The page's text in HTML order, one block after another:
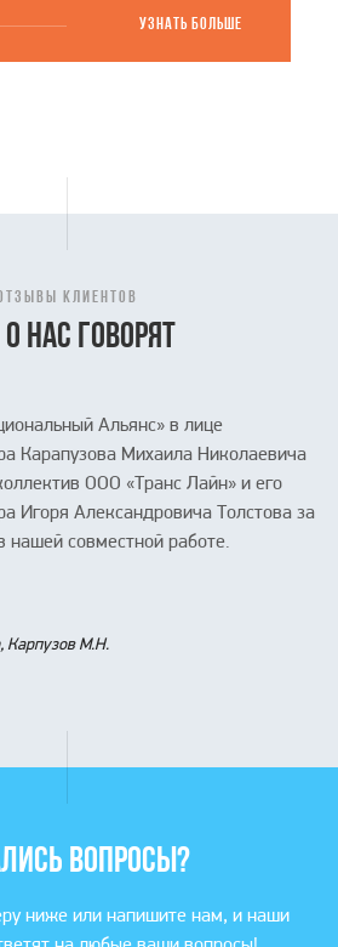
УЗНАТЬ БОЛЬШЕ
КЛИЕНТОВ
О НАС ГОВОРЯТ
Альянс» в лице
Карапузова Михаила Николаевича
ООО «Транс Лайн» и его
Игоря Александровича Толстова за
нашей совместной работе.
Карпузов М.Н.
ВОПРОСЫ?
ниже или напишите нам, и наши